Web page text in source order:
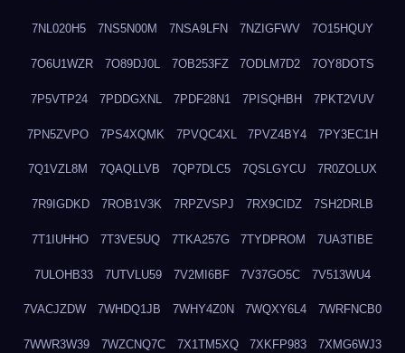
7NL020H5 7NS5N00M 7NSA9LFN 7NZIGFWV 7O15HQUY
7O6U1WZR 7O89DJ0L 7OB253FZ 7ODLM7D2 7OY8DOTS
7P5VTP24 7PDDGXNL 7PDF28N1 7PISQHBH 7PKT2VUV
7PN5ZVPO 7PS4XQMK 7PVQC4XL 7PVZ4BY4 7PY3EC1H
7Q1VZL8M 7QAQLLVB 7QP7DLC5 7QSLGYCU 7R0ZOLUX
7R9IGDKD 7ROB1V3K 7RPZVSPJ 7RX9CIDZ 7SH2DRLB
7T1IUHHO 7T3VE5UQ 7TKA257G 7TYDPROM 7UA3TIBE
7ULOHB33 7UTVLU59 7V2MI6BF 7V37GO5C 7V513WU4
7VACJZDW 7WHDQ1JB 7WHY4Z0N 7WQXY6L4 7WRFNCB0
7WWR3W39 7WZCNQ7C 7X1TM5XQ 7XKFP983 7XMG6WJ3